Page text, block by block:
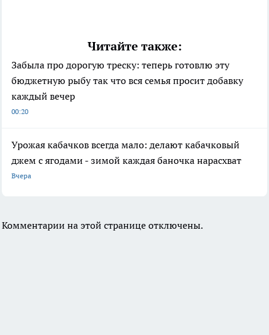
Читайте также:
Забыла про дорогую треску: теперь готовлю эту
бюджетную рыбу так что вся семья просит добавку
каждый вечер
00:20
Урожая кабачков всегда мало: делают кабачковый
джем с ягодами - зимой каждая баночка нарасхват
Вчера
Комментарии на этой странице отключены.